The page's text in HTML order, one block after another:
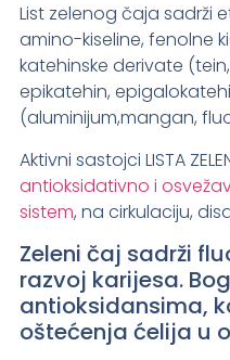
List zelenog čaja sadrži
amino-kiseline, fenolne
katehinske derivate
epikatehin,
(aluminijum,mangan,
Aktivni sastojci LISTA
antioksidativno i
sistem, na cirkulaciju,
Zeleni čaj sadrži
razvoj karijesa.
antioksidansima,
oštećenja ćelija u